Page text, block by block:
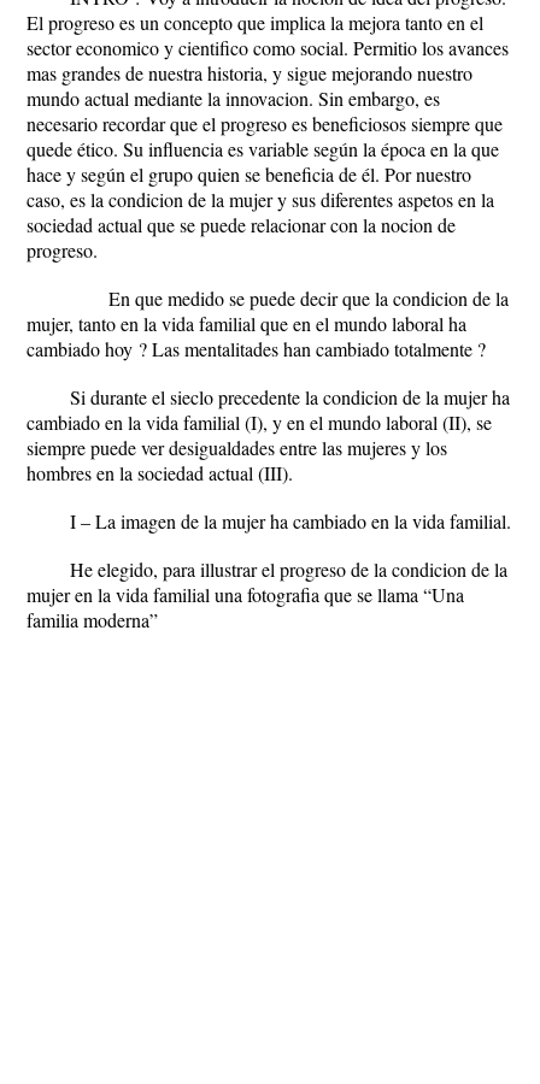
El progreso es un concepto que implica la mejora tanto en el
sector economico y cientifico como social. Permitio los avances
mas grandes de nuestra historia, y sigue mejorando nuestro
mundo actual mediante la innovacion. Sin embargo, es
necesario recordar que el progreso es beneficiosos siempre que
quede ético. Su influencia es variable según la época en la que
hace y según el grupo quien se beneficia de él. Por nuestro
caso, es la condicion de la mujer y sus diferentes aspetos en la
sociedad actual que se puede relacionar con la nocion de
progreso.
En que medido se puede decir que la condicion de la
mujer, tanto en la vida familial que en el mundo laboral ha
cambiado hoy ? Las mentalitades han cambiado totalmente ?
Si durante el sieclo precedente la condicion de la mujer ha
cambiado en la vida familial (I), y en el mundo laboral (II), se
siempre puede ver desigualdades entre las mujeres y los
hombres en la sociedad actual (III).
I – La imagen de la mujer ha cambiado en la vida familial.
He elegido, para illustrar el progreso de la condicion de la
mujer en la vida familial una fotografia que se llama “Una
familia moderna”